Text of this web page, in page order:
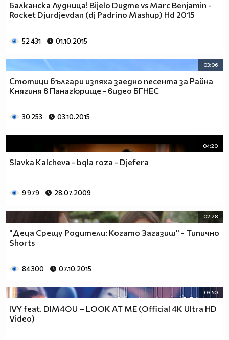
Балканска Лудница! Bijelo Dugme vs Marc Benjamin -
Rocket Djurdjevdan (dj Padrino Mashup) Hd 2015
52 431 01.10.2015
03:06
Стотици българи изпяха заедно песента за Райна
Княгиня в Панагюрище - видео БГНЕС
30 253 03.10.2015
04:20
Slavka Kalcheva - bqla roza - Djefera
9 979 28.07.2009
02:28
"Деца Срещу Родители: Когато Загазиш" - Типично
Shorts
84 300 07.10.2015
03:50
IVY feat. DIM4OU – LOOK AT ME (Official 4K Ultra HD
Video)